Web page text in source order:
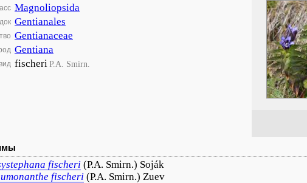
Magnoliopsida
Gentianales
Gentianaceae
Gentiana
вид fischeriP.A. Smirn.
fischeri (P.A. Smirn.) Soják
fischeri (P.A. Smirn.) Zuev